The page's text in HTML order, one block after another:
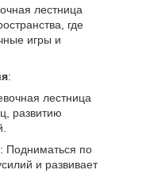
лестница
где
игры и
:
лестница
развитию
: Подниматься по
и развивает